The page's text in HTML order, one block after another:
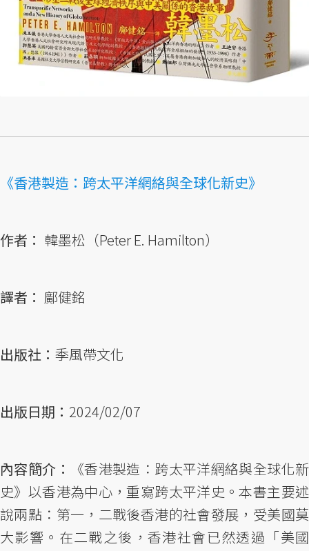
《香港製造：跨太平洋網絡與全球化新史》
作者： 韓墨松（Peter E. Hamilton）
譯者： 鄺健銘
出版社： 季風帶文化
出版日期： 2024/02/07
內容簡介：
《香港製造：跨太平洋網絡與全球化新
史》以香港為中心，重寫跨太平洋史。本書主要述
說兩點：第一，二戰後香港的社會發展，受美國莫
大影響。在二戰之後，香港社會已然透過「美國